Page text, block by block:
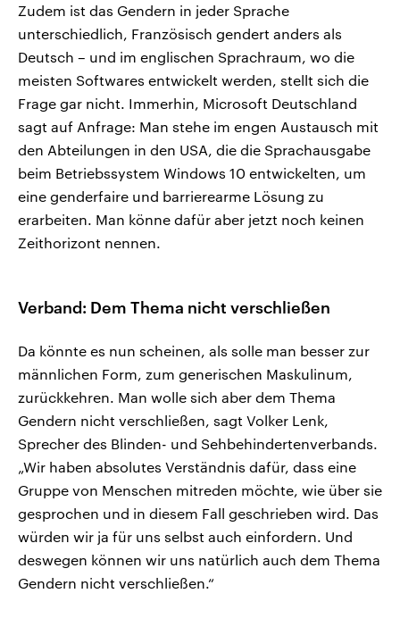
Zudem ist das Gendern in jeder Sprache
unterschiedlich, Französisch gendert anders als
Deutsch – und im englischen Sprachraum, wo die
meisten Softwares entwickelt werden, stellt sich die
Frage gar nicht. Immerhin, Microsoft Deutschland
sagt auf Anfrage: Man stehe im engen Austausch mit
den Abteilungen in den USA, die die Sprachausgabe
beim Betriebssystem Windows 10 entwickelten, um
eine genderfaire und barrierearme Lösung zu
erarbeiten. Man könne dafür aber jetzt noch keinen
Zeithorizont nennen.
Verband: Dem Thema nicht verschließen
Da könnte es nun scheinen, als solle man besser zur
männlichen Form, zum generischen Maskulinum,
zurückkehren. Man wolle sich aber dem Thema
Gendern nicht verschließen, sagt Volker Lenk,
Sprecher des Blinden- und Sehbehindertenverbands.
„Wir haben absolutes Verständnis dafür, dass eine
Gruppe von Menschen mitreden möchte, wie über sie
gesprochen und in diesem Fall geschrieben wird. Das
würden wir ja für uns selbst auch einfordern. Und
deswegen können wir uns natürlich auch dem Thema
Gendern nicht verschließen.“